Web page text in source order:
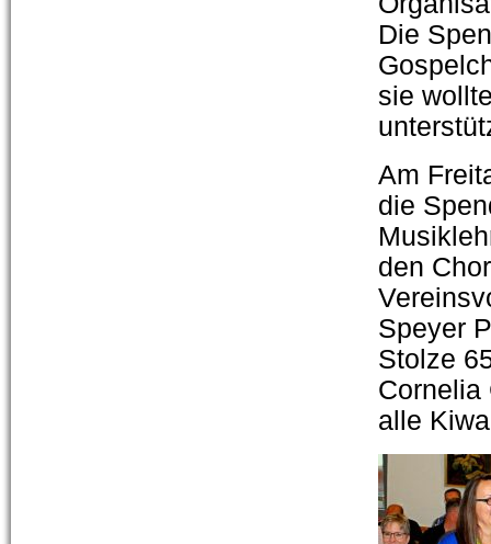
Die
sie
Am
die
den
Speyer
Stolze
Cornelia
alle